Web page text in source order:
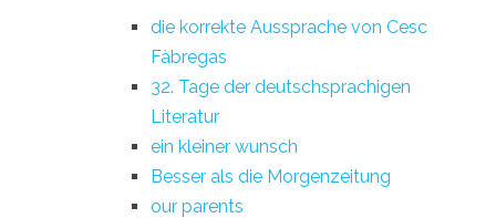
die korrekte Aussprache von Cesc
Fàbregas
32. Tage der deutschsprachigen
Literatur
ein kleiner wunsch
Besser als die Morgenzeitung
our parents